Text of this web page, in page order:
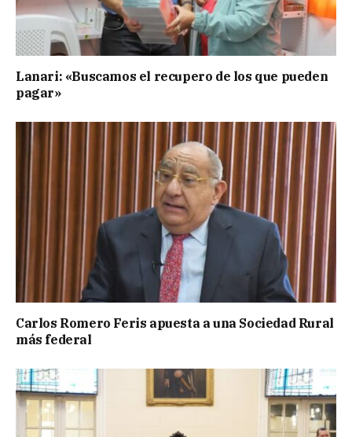
Lanari: «Buscamos el recupero de los que pueden
pagar»
Carlos Romero Feris apuesta a una Sociedad Rural
más federal